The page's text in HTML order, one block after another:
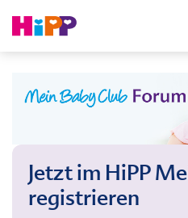
Jetzt im HiPP
registrieren